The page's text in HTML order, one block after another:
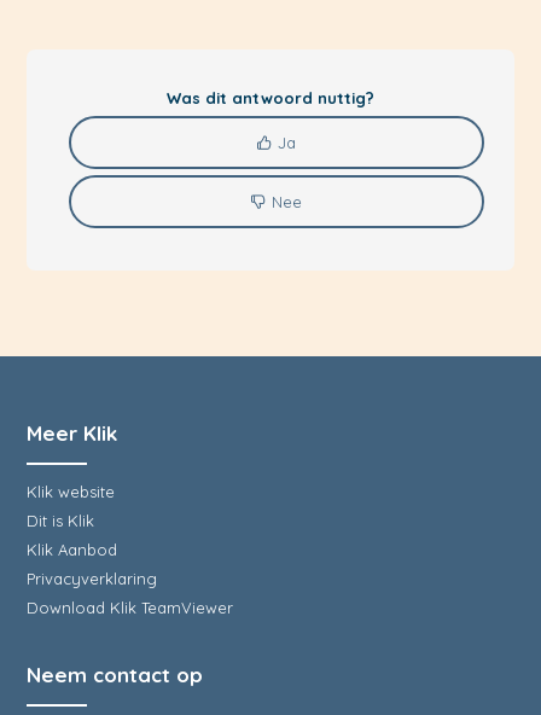
Was dit antwoord nuttig?
Ja
Nee
Meer Klik
Klik website
Dit is Klik
Klik Aanbod
Privacyverklaring
Download Klik TeamViewer
Neem contact op